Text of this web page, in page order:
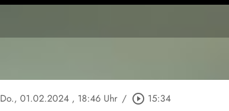
Do., 01.02.2024 , 18:46 Uhr / play_circle_outline 15:34